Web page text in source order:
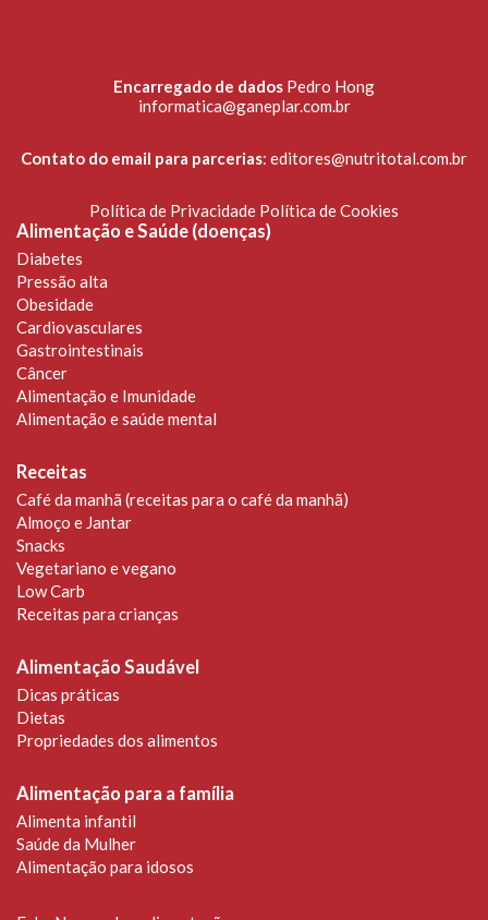
Encarregado de dados Pedro Hong
informatica@ganeplar.com.br
Contato do email para parcerias: editores@nutritotal.com.br
Política de Privacidade Política de Cookies
Alimentação e Saúde (doenças)
Diabetes
Pressão alta
Obesidade
Cardiovasculares
Gastrointestinais
Câncer
Alimentação e Imunidade
Alimentação e saúde mental
Receitas
Café da manhã (receitas para o café da manhã)
Almoço e Jantar
Snacks
Vegetariano e vegano
Low Carb
Receitas para crianças
Alimentação Saudável
Dicas práticas
Dietas
Propriedades dos alimentos
Alimentação para a família
Alimenta infantil
Saúde da Mulher
Alimentação para idosos